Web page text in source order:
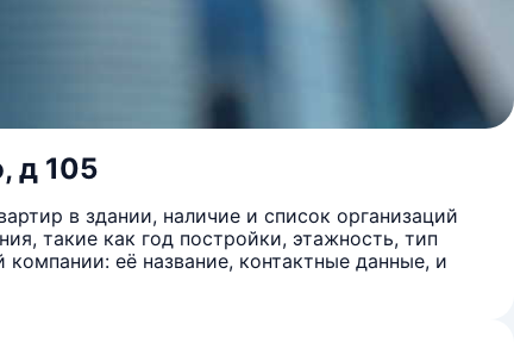
д 105
в здании, наличие и список организаций
такие как год постройки, этажность, тип
её название, контактные данные, и